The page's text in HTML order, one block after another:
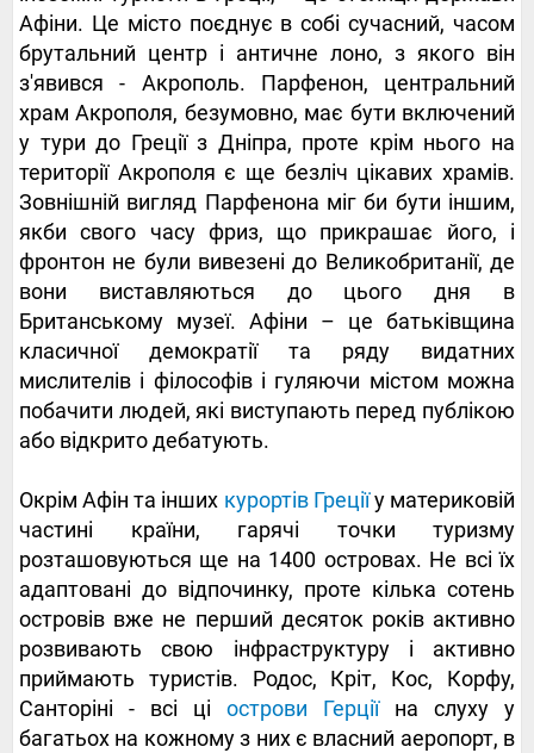
Афіни. Це місто поєднує в собі сучасний, часом
брутальний центр і античне лоно, з якого він
з'явився - Акрополь. Парфенон, центральний
храм Акрополя, безумовно, має бути включений
у тури до Греції з Дніпра, проте крім нього на
території Акрополя є ще безліч цікавих храмів.
Зовнішній вигляд Парфенона міг би бути іншим,
якби свого часу фриз, що прикрашає його, і
фронтон не були вивезені до Великобританії, де
вони виставляються до цього дня в
Британському музеї. Афіни – це батьківщина
класичної демократії та ряду видатних
мислителів і філософів і гуляючи містом можна
побачити людей, які виступають перед публікою
або відкрито дебатують.
Окрім Афін та інших курортів Греціїу материковій
частині країни, гарячі точки туризму
розташовуються ще на 1400 островах. Не всі їх
адаптовані до відпочинку, проте кілька сотень
островів вже не перший десяток років активно
розвивають свою інфраструктуру і активно
приймають туристів. Родос, Кріт, Кос, Корфу,
Санторіні - всі ці острови Герціїна слуху у
багатьох на кожному з них є власний аеропорт, в